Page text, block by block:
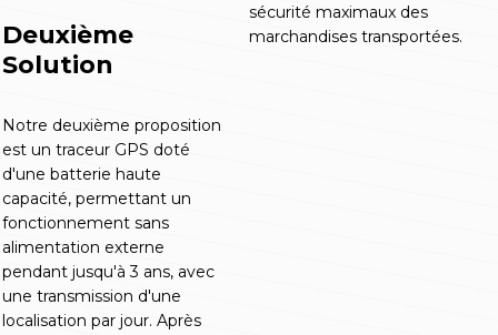
Deuxième
Solution
Notre deuxième proposition
est un traceur GPS doté
d'une batterie haute
capacité, permettant un
fonctionnement sans
alimentation externe
pendant jusqu'à 3 ans, avec
une transmission d'une
localisation par jour. Après
sécurité maximaux des
marchandises transportées.